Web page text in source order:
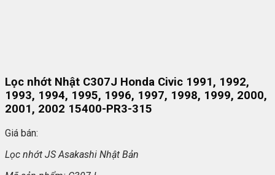
Lọc nhớt Nhật C307J Honda Civic 1991, 1992,
1993, 1994, 1995, 1996, 1997, 1998, 1999, 2000,
2001, 2002 15400-PR3-315
Giá bán:
Lọc nhớt JS Asakashi Nhật Bản